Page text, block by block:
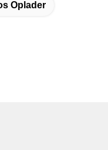
Oplader